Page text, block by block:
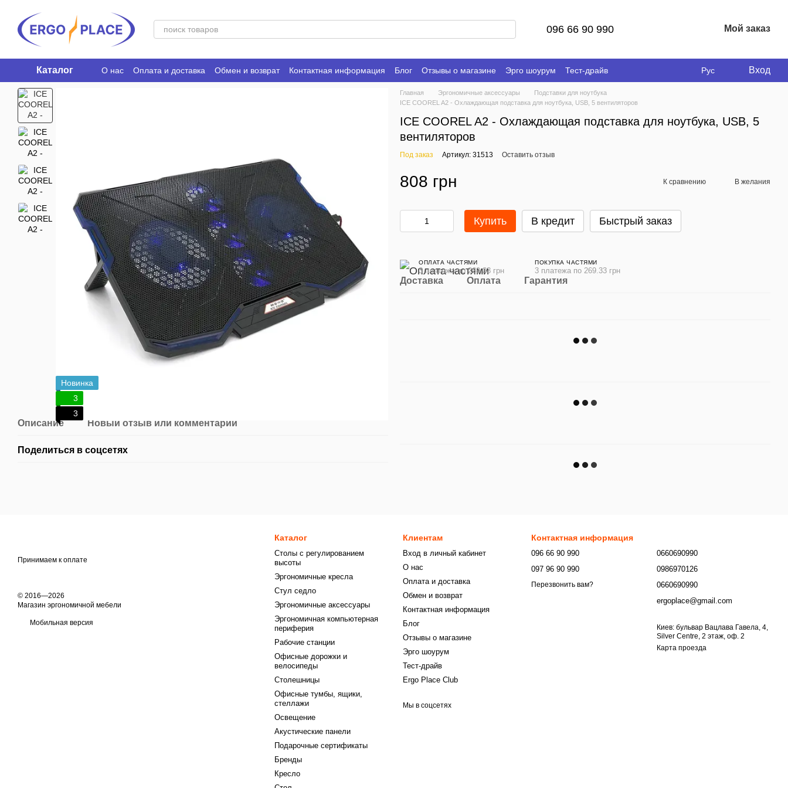
096 66 90 990 Мой заказ
Каталог О нас Оплата и доставка Обмен и возврат Контактная информация Блог Отзывы о магазине Эрго шоурум
Тест-драйв
Ergo Place Club
Рус Вход
Новинка
3
3
Описание Новый отзыв или комментарий
Поделиться в соцсетях
Главная Эргономичные аксессуары
Подставки для ноутбука
ICE COOREL A2 - Охлаждающая подставка для ноутбука, USB, 5 вентиляторов
ICE COOREL A2 - Охлаждающая подставка для ноутбука, USB, 5
вентиляторов
Под заказ Артикул: 31513 Оставить отзыв
808 грн К сравнению В желания
Купить В кредит Быстрый заказ
ОПЛАТА ЧАСТЯМИ
3 платежа по 269.33 грн
ПОКУПКА ЧАСТЯМИ
3 платежа по 269.33 грн
Доставка Оплата Гарантия
Принимаем к оплате
© 2016—2026
Магазин эргономичной мебели
Мобильная версия
Каталог
Столы с регулированием
высоты
Эргономичные кресла
Стул седло
Эргономичные аксессуары
Эргономичная компьютерная
периферия
Рабочие станции
Офисные дорожки и
велосипеды
Столешницы
Офисные тумбы, ящики,
стеллажи
Освещение
Акустические панели
Подарочные сертификаты
Бренды
Кресло
Клиентам
Вход в личный кабинет
О нас
Оплата и доставка
Обмен и возврат
Контактная информация
Блог
Отзывы о магазине
Эрго шоурум
Тест-драйв
Ergo Place Club
Мы в соцсетях
Контактная информация
096 66 90 990
097 96 90 990
Перезвонить вам?
0660690990
0986970126
0660690990
ergoplace@gmail.com
Киев: бульвар Вацлава Гавела, 4,
Silver Centre, 2 этаж, оф. 2
Карта проезда